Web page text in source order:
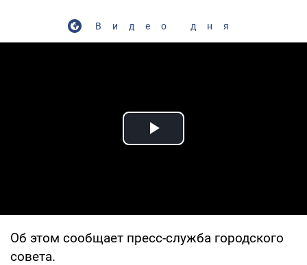
Видео дня
Play Video
Об этом сообщает пресс-служба городского
совета.